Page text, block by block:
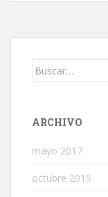
Buscar:
ARCHIVO
mayo 2017
octubre 2015